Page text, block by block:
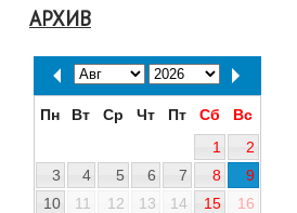
АРХИВ
Пн Вт Ср Чт Пт Сб
Вс
1
2
3
4 5 6 7 8
9
10
11 12 13 14 15
16